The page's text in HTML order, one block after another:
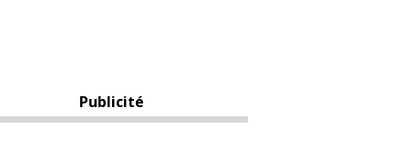
Publicité